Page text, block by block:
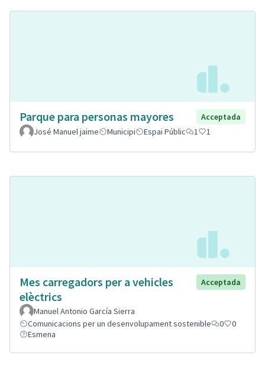
Parque para personas mayores
Acceptada
José Manuel jaime
Municipi Espai Públic 1 1
Mes carregadors per a vehicles
elèctrics
Acceptada
Manuel Antonio García Sierra
Comunicacions per un desenvolupament sostenible
0
0
Esmena